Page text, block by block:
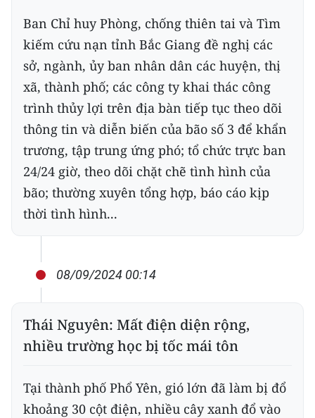
Ban Chỉ huy Phòng, chống thiên tai và Tìm
kiếm cứu nạn tỉnh Bắc Giang đề nghị các
sở, ngành, ủy ban nhân dân các huyện, thị
xã, thành phố; các công ty khai thác công
trình thủy lợi trên địa bàn tiếp tục theo dõi
thông tin và diễn biến của bão số 3 để khẩn
trương, tập trung ứng phó; tổ chức trực ban
24/24 giờ, theo dõi chặt chẽ tình hình của
bão; thường xuyên tổng hợp, báo cáo kịp
thời tình hình...
08/09/2024 00:14
Thái Nguyên: Mất điện diện rộng,
nhiều trường học bị tốc mái tôn
Tại thành phố Phổ Yên, gió lớn đã làm bị đổ
khoảng 30 cột điện, nhiều cây xanh đổ vào